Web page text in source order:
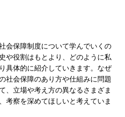
会保障制度について学んでいくの
や役割はもとより、どのように私
具体的に紹介していきます。なぜ
社会保障のあり方や仕組みに問題
、立場や考え方の異なるさまざま
考察を深めてほしいと考えていま